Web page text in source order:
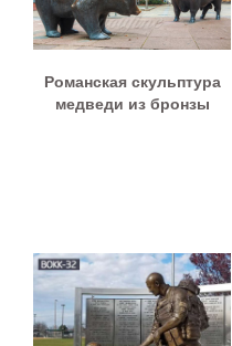
Романская скульптура
медведи из бронзы